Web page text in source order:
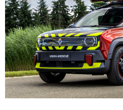
ショップレポート
自動車豆知識
鈑金・塗装
ディテイリング
ディテイリング
ヘッドライト磨き
フィルム・ラッピング
鈑金・塗装
小キズ直し
特集記事
ストップ 不具合修理＆粗悪修理
カ
コラム
ショップ紹介
ショップレポート
レストア